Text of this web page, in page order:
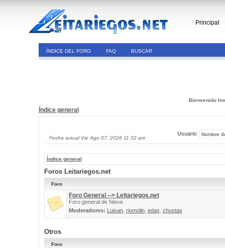
Principal
ÍNDICE DEL FORO FAQ BUSCAR
Bienvenido
Índice general
Fecha actual Vie Ago 07, 2026 11:32 am
Usuario:
Índice general
Foros Leitariegos.net
Foro
Foro General --> Leitariegos.net
Foro general de Nieve
Moderadores: Luisan, riomolin, edax chustas
Otros
Foro